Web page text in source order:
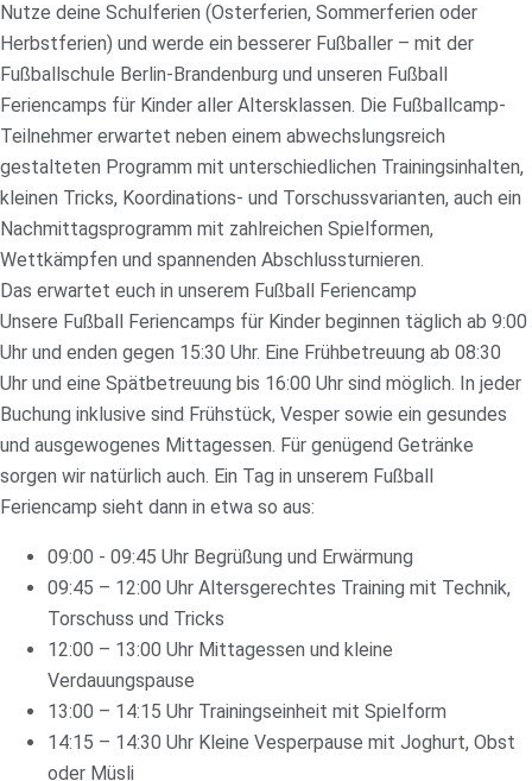
Nutze deine Schulferien (Osterferien, Sommerferien oder
Herbstferien) und werde ein besserer Fußballer – mit der
Fußballschule Berlin-Brandenburg und unseren Fußball
Feriencamps für Kinder aller Altersklassen. Die Fußballcamp-
Teilnehmer erwartet neben einem abwechslungsreich
gestalteten Programm mit unterschiedlichen Trainingsinhalten,
kleinen Tricks, Koordinations- und Torschussvarianten, auch ein
Nachmittagsprogramm mit zahlreichen Spielformen,
Wettkämpfen und spannenden Abschlussturnieren.
Das erwartet euch in unserem Fußball Feriencamp
Unsere Fußball Feriencamps für Kinder beginnen täglich ab 9:00
Uhr und enden gegen 15:30 Uhr. Eine Frühbetreuung ab 08:30
Uhr und eine Spätbetreuung bis 16:00 Uhr sind möglich. In jeder
Buchung inklusive sind Frühstück, Vesper sowie ein gesundes
und ausgewogenes Mittagessen. Für genügend Getränke
sorgen wir natürlich auch. Ein Tag in unserem Fußball
Feriencamp sieht dann in etwa so aus:
09:00 - 09:45 Uhr Begrüßung und Erwärmung
09:45 – 12:00 Uhr Altersgerechtes Training mit Technik,
Torschuss und Tricks
12:00 – 13:00 Uhr Mittagessen und kleine
Verdauungspause
13:00 – 14:15 Uhr Trainingseinheit mit Spielform
14:15 – 14:30 Uhr Kleine Vesperpause mit Joghurt, Obst
oder Müsli